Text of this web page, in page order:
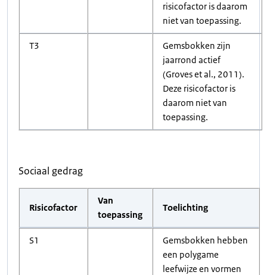
risicofactor is daarom
niet van toepassing.
T3
Gemsbokken zijn
jaarrond actief
(Groves et al., 2011).
Deze risicofactor is
daarom niet van
toepassing.
Sociaal gedrag
Risicofactor
Van
toepassing
Toelichting
S1
Gemsbokken hebben
een polygame
leefwijze en vormen